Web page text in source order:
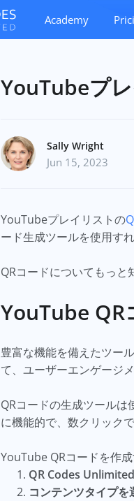
Academy
YouTubeプ
Sally Wright
Jun 15, 2023
YouTubeプレイリストの
ード生成ツールを使用す
QRコードについてもっと
YouTube QR
豊富な機能を備えたツー
て、ユーザーエンゲージ
QRコードの生成ツール
に機能的で、数クリック
YouTube QRコードを作
QR Codes
コンテンツタイプを